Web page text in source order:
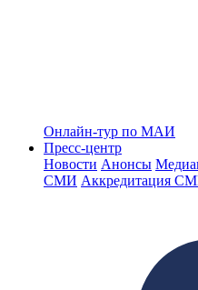
Онлайн-тур по МАИ
Пресс-центр
Новости Анонсы
СМИ Аккредитация